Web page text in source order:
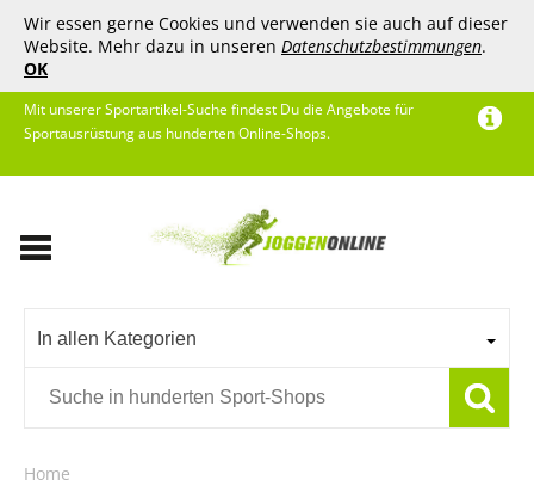
Wir essen gerne Cookies und verwenden sie auch auf dieser
Website. Mehr dazu in unseren Datenschutzbestimmungen.
OK
Mit unserer Sportartikel-Suche findest Du die Angebote für
Sportausrüstung aus hunderten Online-Shops.
In allen Kategorien
Home